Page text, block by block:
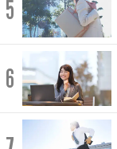
5
6